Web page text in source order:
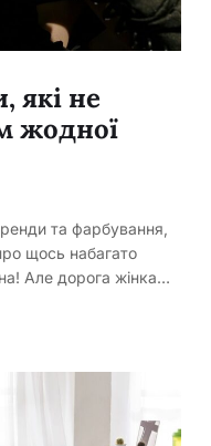
які не
жодної
та фарбування,
щось набагато
Але дорога жінка…